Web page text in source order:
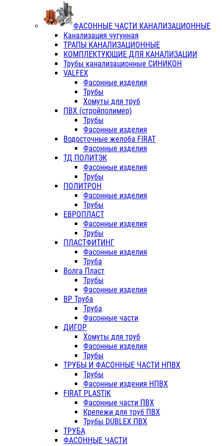
ФАСОННЫЕ ЧАСТИ КАНАЛИЗАЦИОННЫЕ
Канализация чугунная
ТРАПЫ КАНАЛИЗАЦИОННЫЕ
КОМПЛЕКТУЮЩИЕ ДЛЯ КАНАЛИЗАЦИИ
Трубы канализационные СИНИКОН
VALFEX
Фасонные изделия
Трубы
Хомуты для труб
ПВХ (стройполимер)
Трубы
Фасонные изделия
Водосточные желоба FIRAT
Фасонные изделия
ТД ПОЛИТЭК
Фасонные изделия
Трубы
ПОЛИТРОН
Фасонные изделия
Трубы
ЕВРОПЛАСТ
Фасонные изделия
Трубы
ПЛАСТФИТИНГ
Фасонные изделия
Труба
Волга Пласт
Трубы
Фасонные изделия
ВР Труба
Труба
Фасонные части
ДИГОР
Хомуты для труб
Фасонные изделия
Трубы
ТРУБЫ И ФАСОННЫЕ ЧАСТИ НПВХ
Трубы
Фасонные издения НПВХ
FIRAT PLASTIK
Фасонные части ПВХ
Крепежи для труб ПВХ
Трубы DUBLEX ПВХ
ТРУБА
ФАСОННЫЕ ЧАСТИ